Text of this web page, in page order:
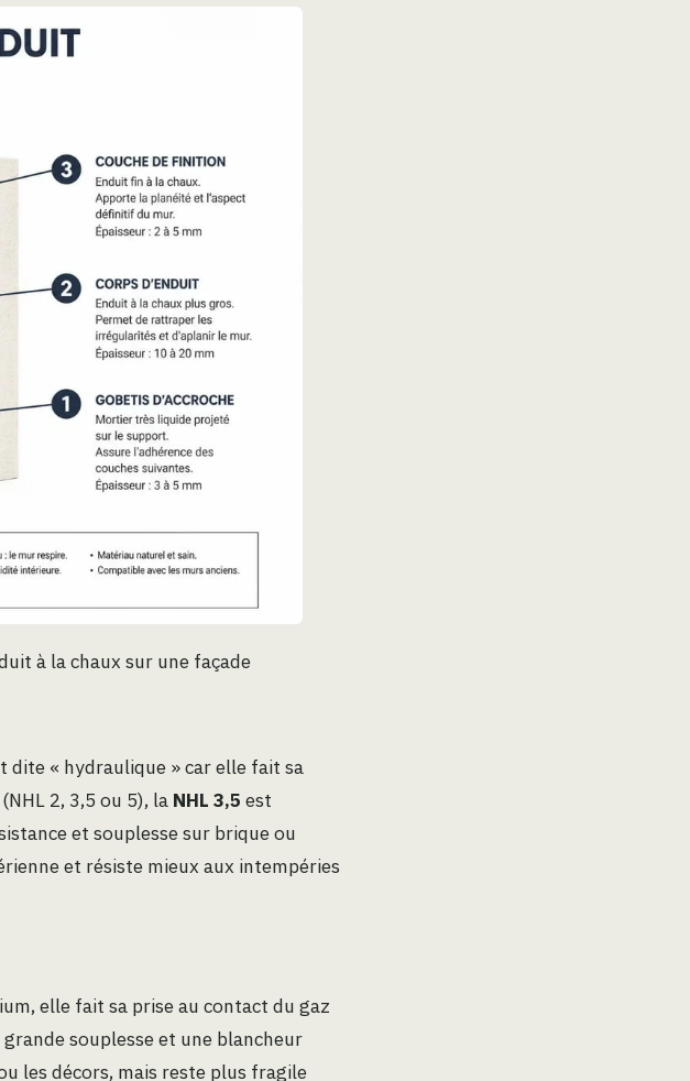
à la chaux sur une façade
dite « hydraulique » car elle fait sa
2, 3,5 ou 5), la NHL 3,5 est
et souplesse sur brique ou
et résiste mieux aux intempéries
elle fait sa prise au contact du gaz
souplesse et une blancheur
les décors, mais reste plus fragile